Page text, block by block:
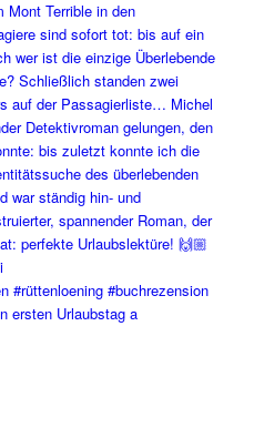
ersten Urlaubstag a